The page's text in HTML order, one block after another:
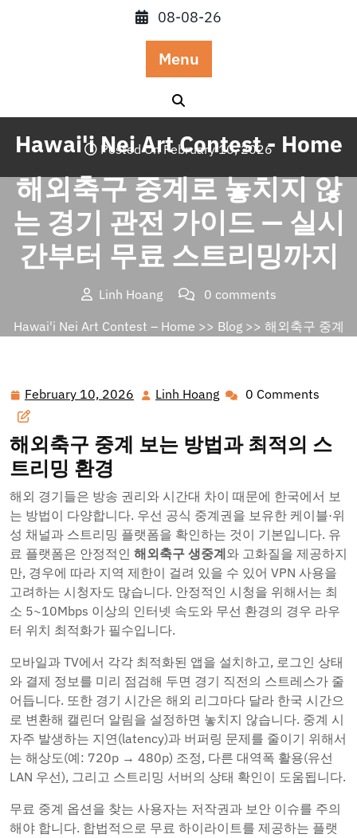
08-08-26
Menu
Hawai'i Nei Art Contest - Home
Posted On February 10, 2026
해외축구 중계로 놓치지 않
는 경기 관전 가이드 — 실시
간부터 무료 스트리밍까지
Linh Hoang
0 comments
Hawai'i Nei Art Contest – Home >> Blog>> 해외축구 중계
February 10, 2026 February
2026
Linh Hoang Linh 0 Comments
해외축구 중계 보는 방법과 최적의 스
트리밍 환경
해외 경기들은 방송 권리와 시간대 차이 때문에 한국에서 보
는 방법이 다양합니다. 우선 공식 중계권을 보유한 케이블·위
성 채널과 스트리밍 플랫폼을 확인하는 것이 기본입니다. 유
료 플랫폼은 안정적인 해외축구 생중계와 고화질을 제공하지
만, 경우에 따라 지역 제한이 걸려 있을 수 있어 VPN 사용을
고려하는 시청자도 많습니다. 안정적인 시청을 위해서는 최
소 5~10Mbps 이상의 인터넷 속도와 무선 환경의 경우 라우
터 위치 최적화가 필수입니다.
모바일과 TV에서 각각 최적화된 앱을 설치하고, 로그인 상태
와 결제 정보를 미리 점검해 두면 경기 직전의 스트레스가 줄
어듭니다. 또한 경기 시간은 해외 리그마다 달라 한국 시간으
로 변환해 캘린더 알림을 설정하면 놓치지 않습니다. 중계 시
자주 발생하는 지연(latency)과 버퍼링 문제를 줄이기 위해서
는 해상도(예: 720p → 480p) 조정, 다른 대역폭 활용(유선
LAN 우선), 그리고 스트리밍 서버의 상태 확인이 도움됩니다.
무료 중계 옵션을 찾는 사용자는 저작권과 보안 이슈를 주의
해야 합니다. 합법적으로 무료 하이라이트를 제공하는 플랫